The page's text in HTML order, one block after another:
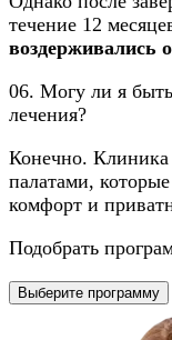
течение 12
воздерживались
06. Могу ли я
лечения?
Конечно.
палатами,
комфорт и
Подобрать
Выберите программу